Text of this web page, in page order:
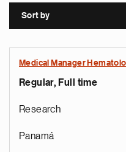
Sort by
Medical Manager
Regular, Full time
Research
Panamá